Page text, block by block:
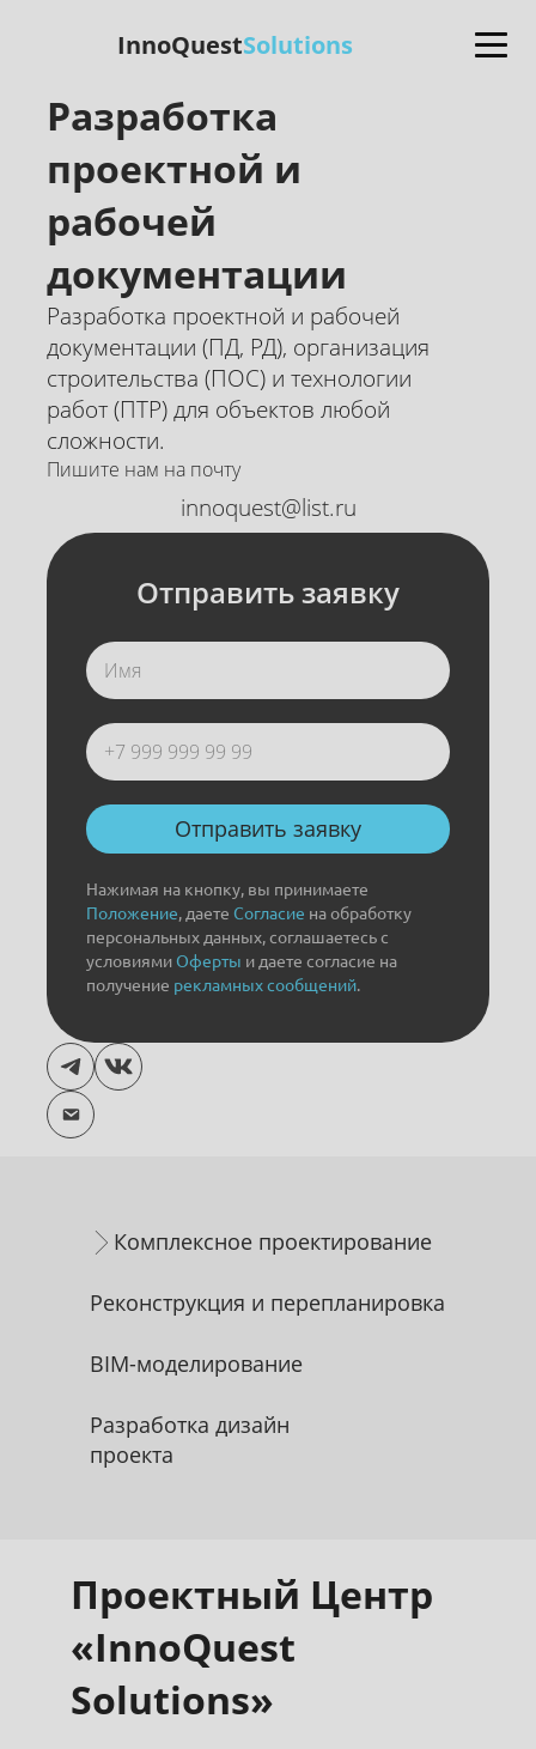
InnoQuestSolutions
Разработка
проектной и
рабочей
документации
Разработка проектной и рабочей
документации (ПД, РД), организация
строительства (ПОС) и технологии
работ (ПТР) для объектов любой
сложности.
Пишите нам на почту
innoquest@list.ru
Отправить заявку
Отправить заявку
Нажимая на кнопку, вы принимаете
Положение, даете Согласие на обработку
персональных данных, соглашаетесь с
условиями Оферты и даете согласие на
получение рекламных сообщений.
Комплексное проектирование
Реконструкция и перепланировка
BIM-моделирование
Разработка дизайн
проекта
Проектный Центр
«InnoQuest
Solutions»